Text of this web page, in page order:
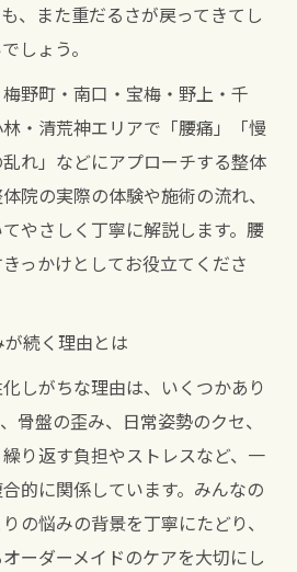
、また重だるさが戻ってきてし
しょう。
野町・南口・宝梅・野上・千
・清荒神エリアで「腰痛」「慢
れ」などにアプローチする整体
院の実際の体験や施術の流れ、
やさしく丁寧に解説します。腰
っかけとしてお役立てくださ
続く理由とは
しがちな理由は、いくつかあり
骨盤の歪み、日常姿勢のクセ、
り返す負担やストレスなど、一
的に関係しています。みんなの
の悩みの背景を丁寧にたどり、
ーダーメイドのケアを大切にし